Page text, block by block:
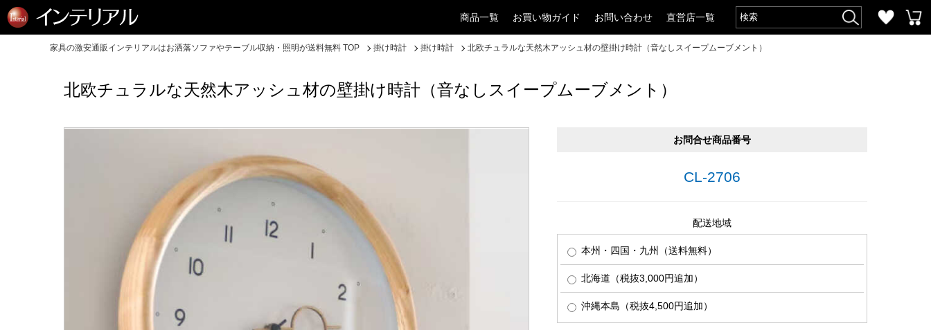
商品一覧 お買い物ガイド お問い合わせ 直営店一覧
家具の激安通販インテリアルはお洒落ソファやテーブル収納・照明が送料無料 TOP 掛け時計 掛け時計 北欧チュラルな天然木アッシュ材の壁掛け時計（音なしスイープムーブメント）
北欧チュラルな天然木アッシュ材の壁掛け時計（音なしスイープムーブメント）
お問合せ商品番号
CL-2706
配送地域
本州・四国・九州（送料無料）
北海道（税抜3,000円追加）
沖縄本島（税抜4,500円追加）